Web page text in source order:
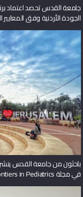
جامعة القدس تحصد اعتماد
الجودة الأردنية وفق المعايير
باحثون من جامعة القدس
في مجلة Frontiers in Pediatrics